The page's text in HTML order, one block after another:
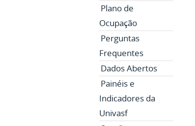
Plano de
Ocupação
Perguntas
Frequentes
Dados Abertos
Painéis e
Indicadores da
Univasf